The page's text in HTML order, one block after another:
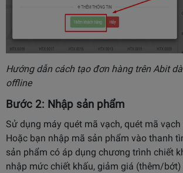
Hướng dẫn cách tạo đơn hàng trên Abit
offline
Bước 2: Nhập sản phẩm
Sử dụng máy quét mã vạch, quét mã
Hoặc bạn nhập mã sản phẩm vào thanh
sản phẩm có áp dụng chương trình chiết
nhập mức chiết khấu, giảm giá (thêm/